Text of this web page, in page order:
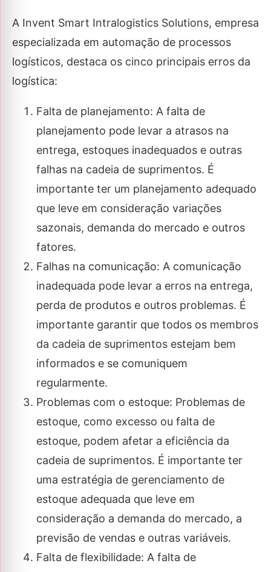
A Invent Smart Intralogistics Solutions, empresa
especializada em automação de processos
logísticos, destaca os cinco principais erros da
logística:
Falta de planejamento: A falta de
planejamento pode levar a atrasos na
entrega, estoques inadequados e outras
falhas na cadeia de suprimentos. É
importante ter um planejamento adequado
que leve em consideração variações
sazonais, demanda do mercado e outros
fatores.
Falhas na comunicação: A comunicação
inadequada pode levar a erros na entrega,
perda de produtos e outros problemas. É
importante garantir que todos os membros
da cadeia de suprimentos estejam bem
informados e se comuniquem
regularmente.
Problemas com o estoque: Problemas de
estoque, como excesso ou falta de
estoque, podem afetar a eficiência da
cadeia de suprimentos. É importante ter
uma estratégia de gerenciamento de
estoque adequada que leve em
consideração a demanda do mercado, a
previsão de vendas e outras variáveis.
Falta de flexibilidade: A falta de